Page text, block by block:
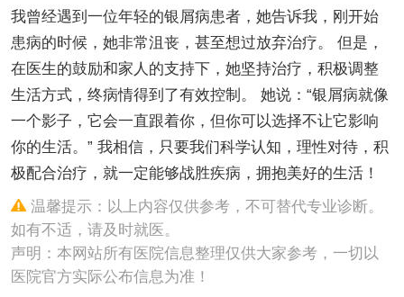
我曾经遇到一位年轻的银屑病患者，她告诉我，刚开始
患病的时候，她非常沮丧，甚至想过放弃治疗。 但是，
在医生的鼓励和家人的支持下，她坚持治疗，积极调整
生活方式，终病情得到了有效控制。 她说：“银屑病就像
一个影子，它会一直跟着你，但你可以选择不让它影响
你的生活。” 我相信，只要我们科学认知，理性对待，积
极配合治疗，就一定能够战胜疾病，拥抱美好的生活！
温馨提示：以上内容仅供参考，不可替代专业诊断。
如有不适，请及时就医。
声明：本网站所有医院信息整理仅供大家参考，一切以
医院官方实际公布信息为准！